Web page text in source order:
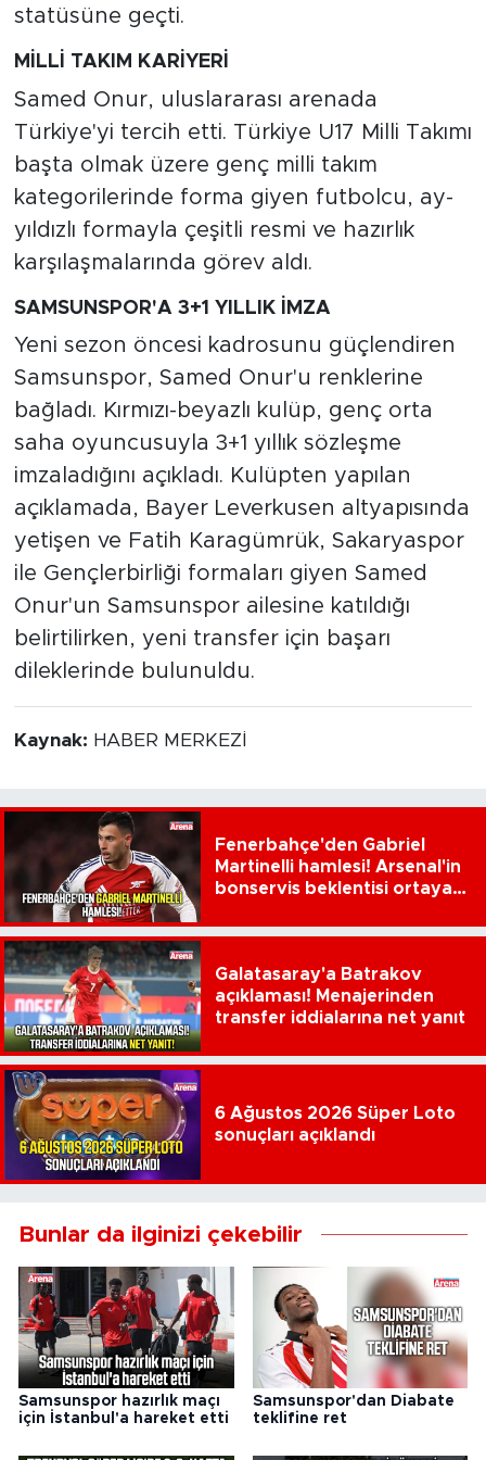
statüsüne geçti.
MİLLİ TAKIM KARİYERİ
Samed Onur, uluslararası arenada
Türkiye'yi tercih etti. Türkiye U17 Milli Takımı
başta olmak üzere genç milli takım
kategorilerinde forma giyen futbolcu, ay-
yıldızlı formayla çeşitli resmi ve hazırlık
karşılaşmalarında görev aldı.
SAMSUNSPOR'A 3+1 YILLIK İMZA
Yeni sezon öncesi kadrosunu güçlendiren
Samsunspor, Samed Onur'u renklerine
bağladı. Kırmızı-beyazlı kulüp, genç orta
saha oyuncusuyla 3+1 yıllık sözleşme
imzaladığını açıkladı. Kulüpten yapılan
açıklamada, Bayer Leverkusen altyapısında
yetişen ve Fatih Karagümrük, Sakaryaspor
ile Gençlerbirliği formaları giyen Samed
Onur'un Samsunspor ailesine katıldığı
belirtilirken, yeni transfer için başarı
dileklerinde bulunuldu.
Kaynak: HABER MERKEZİ
Fenerbahçe'den Gabriel
Martinelli hamlesi! Arsenal'in
bonservis beklentisi ortaya
Galatasaray'a Batrakov
açıklaması! Menajerinden
transfer iddialarına net yanıt
6 Ağustos 2026 Süper Loto
sonuçları açıklandı
Bunlar da ilginizi çekebilir
Samsunspor hazırlık maçı
için İstanbul'a hareket etti
Samsunspor'dan Diabate
teklifine ret